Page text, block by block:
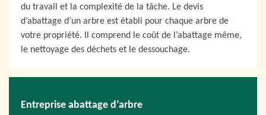
du travail et la complexité de la tâche. Le devis
d’abattage d’un arbre est établi pour chaque arbre de
votre propriété. Il comprend le coût de l’abattage même,
le nettoyage des déchets et le dessouchage.
Entreprise abattage d’arbre